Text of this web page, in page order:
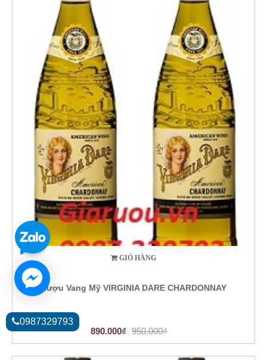
GIỎ HÀNG
Rượu Vang Mỹ VIRGINIA DARE CHARDONNAY
890.000₫ 950.000₫
0987329793